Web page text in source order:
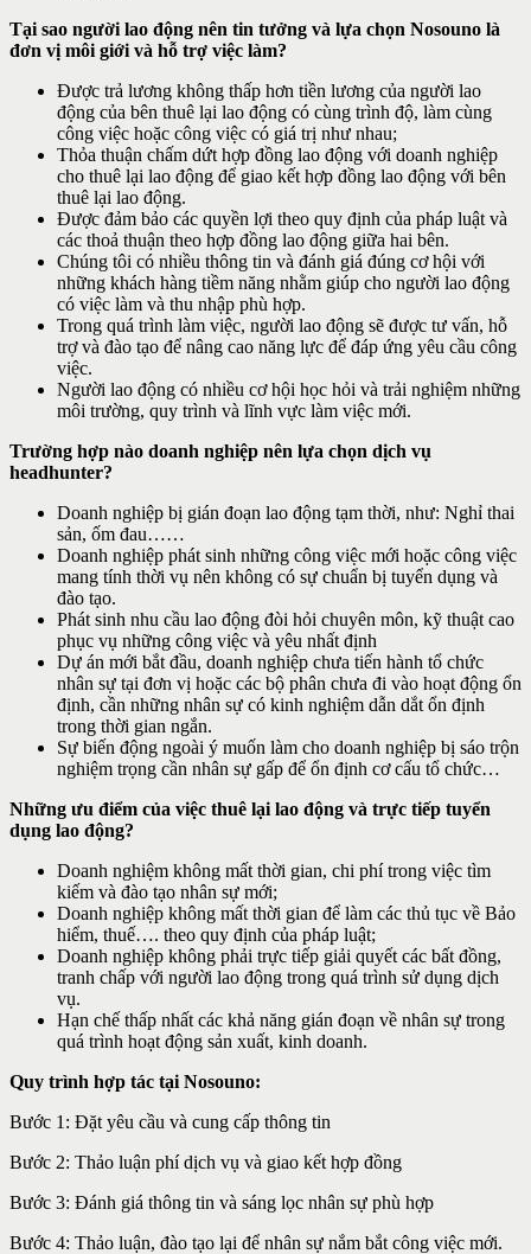
Tại sao người lao động nên tin tưởng và lựa chọn Nosouno là
đơn vị môi giới và hỗ trợ việc làm?
Được trả lương không thấp hơn tiền lương của người lao
động của bên thuê lại lao động có cùng trình độ, làm cùng
công việc hoặc công việc có giá trị như nhau;
Thỏa thuận chấm dứt hợp đồng lao động với doanh nghiệp
cho thuê lại lao động để giao kết hợp đồng lao động với bên
thuê lại lao động.
Được đảm bảo các quyền lợi theo quy định của pháp luật và
các thoả thuận theo hợp đồng lao động giữa hai bên.
Chúng tôi có nhiều thông tin và đánh giá đúng cơ hội với
những khách hàng tiềm năng nhằm giúp cho người lao động
có việc làm và thu nhập phù hợp.
Trong quá trình làm việc, người lao động sẽ được tư vấn, hỗ
trợ và đào tạo để nâng cao năng lực để đáp ứng yêu cầu công
việc.
Người lao động có nhiều cơ hội học hỏi và trải nghiệm những
môi trường, quy trình và lĩnh vực làm việc mới.
Trường hợp nào doanh nghiệp nên lựa chọn dịch vụ
headhunter?
Doanh nghiệp bị gián đoạn lao động tạm thời, như: Nghỉ thai
sản, ốm đau……
Doanh nghiệp phát sinh những công việc mới hoặc công việc
mang tính thời vụ nên không có sự chuẩn bị tuyển dụng và
đào tạo.
Phát sinh nhu cầu lao động đòi hỏi chuyên môn, kỹ thuật cao
phục vụ những công việc và yêu nhất định
Dự án mới bắt đầu, doanh nghiệp chưa tiến hành tổ chức
nhân sự tại đơn vị hoặc các bộ phân chưa đi vào hoạt động ổn
định, cần những nhân sự có kinh nghiệm dẫn dắt ổn định
trong thời gian ngắn.
Sự biến động ngoài ý muốn làm cho doanh nghiệp bị sáo trộn
nghiệm trọng cần nhân sự gấp để ổn định cơ cấu tổ chức…
Những ưu điểm của việc thuê lại lao động và trực tiếp tuyển
dụng lao động?
Doanh nghiệm không mất thời gian, chi phí trong việc tìm
kiếm và đào tạo nhân sự mới;
Doanh nghiệp không mất thời gian để làm các thủ tục về Bảo
hiểm, thuế…. theo quy định của pháp luật;
Doanh nghiệp không phải trực tiếp giải quyết các bất đồng,
tranh chấp với người lao động trong quá trình sử dụng dịch
vụ.
Hạn chế thấp nhất các khả năng gián đoạn về nhân sự trong
quá trình hoạt động sản xuất, kinh doanh.
Quy trình hợp tác tại Nosouno:
Bước 1: Đặt yêu cầu và cung cấp thông tin
Bước 2: Thảo luận phí dịch vụ và giao kết hợp đồng
Bước 3: Đánh giá thông tin và sáng lọc nhân sự phù hợp
Bước 4: Thảo luận, đào tạo lại để nhân sự nắm bắt công việc mới.